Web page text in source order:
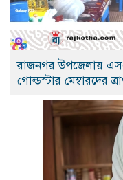
রাজনগর উপজেলায়
গোল্ডস্টার মেম্বারদের